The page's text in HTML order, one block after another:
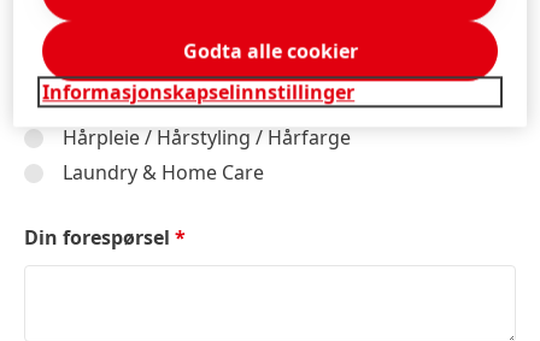
Bærekraft
Industrielle applikasjoner / Lim
Consumer / Håndverkere og Bygg Lim
Hårpleie / Hårstyling / Hårfarge
Laundry & Home Care
Din forespørsel *
Informasjonskapselinnstillinger
Godta alle cookier